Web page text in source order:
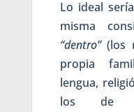
Lo ideal
misma
“dentro”(los
propia
lengua,
los de